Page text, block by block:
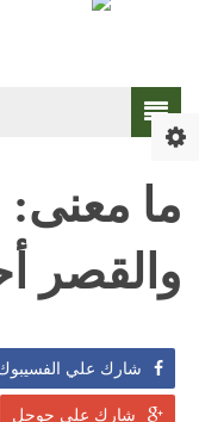
ما معنى:
والقصر
شارك علي
شارك علي جوجل